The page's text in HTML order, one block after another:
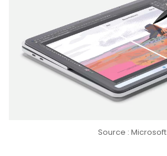
Source : Microsoft